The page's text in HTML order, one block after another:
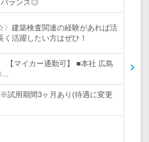
バランス◎
〉建築検査関連の経験があれば活
活躍したい方はぜひ！
【マイカー通勤可】 ■本社 広島
試用期間3ヶ月あり(待遇に変更